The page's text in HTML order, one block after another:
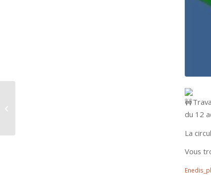
du 12
La
Vous